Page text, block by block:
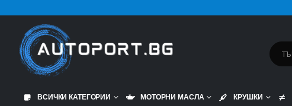
ВСИЧКИ КАТЕГОРИИ МОТОРНИ МАСЛА КРУШКИ